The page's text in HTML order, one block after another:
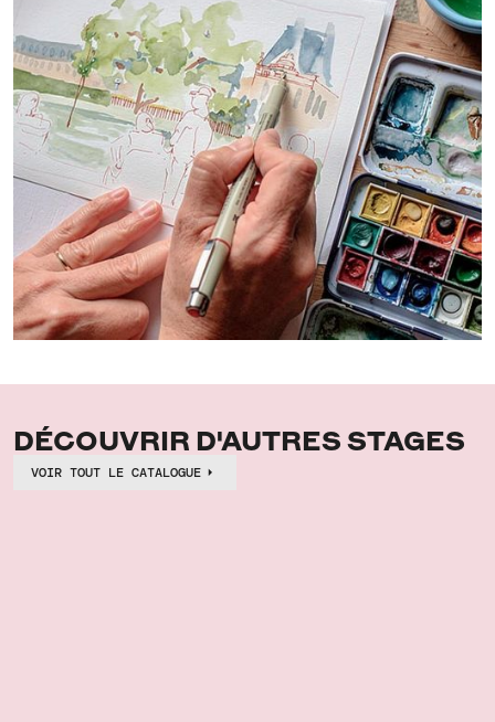
DÉCOUVRIR D'AUTRES STAGES
VOIR TOUT LE CATALOGUE